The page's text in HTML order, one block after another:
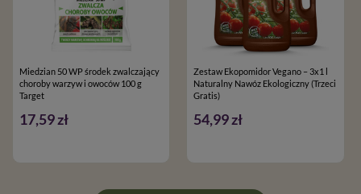
Miedzian 50 WP środek zwalczający
choroby warzyw i owoców 100 g
Target
17,59 zł
Zestaw Ekopomidor Vegano – 3x1 l
Naturalny Nawóz Ekologiczny (Trzeci
Gratis)
54,99 zł